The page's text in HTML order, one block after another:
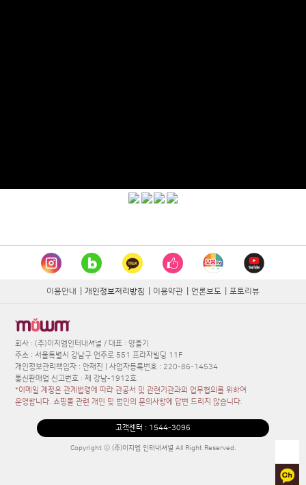
이용안내 개인정보처리방침 이용약관 언론보도 포토리뷰
회사 : (주)이지엠인터내셔널 / 대표 : 양을기
주소 : 서울특별시 강남구 언주로 551 프라자빌딩 11F
개인정보관리책임자 : 안재진 | 사업자등록번호 : 220-86-14534
통신판매업 신고번호 : 제 강남-1912호
*이메일 계정은 관계법령에 따라 관공서 및 관련기관과의 업무협의를 위하여
운영합니다. 쇼핑몰 관련 개인 및 법인의 문의사항에 답변 드리지 않습니다.
고객센터 : 1544-3096
Copyright ⓒ (주)이지엠 인터내셔널 All Right Reserved.